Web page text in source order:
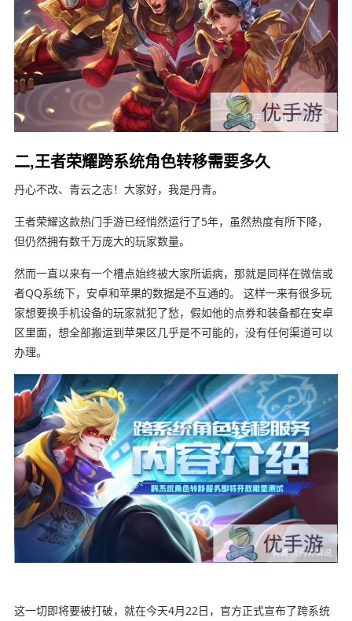
二,王者荣耀跨系统角色转移需要多久
丹心不改、青云之志！大家好，我是丹青。
王者荣耀这款热门手游已经悄然运行了5年，虽然热度有所下降，
但仍然拥有数千万庞大的玩家数量。
然而一直以来有一个槽点始终被大家所诟病，那就是同样在微信或
者QQ系统下，安卓和苹果的数据是不互通的。 这样一来有很多玩
家想要换手机设备的玩家就犯了愁，假如他的点券和装备都在安卓
区里面，想全部搬运到苹果区几乎是不可能的，没有任何渠道可以
办理。
这一切即将要被打破，就在今天4月22日，官方正式宣布了跨系统